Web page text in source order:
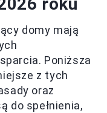
roku
domy mają
Poniższa
z tych
oraz
do spełnienia,